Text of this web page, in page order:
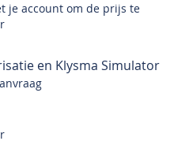
je account om de prijs te
en Klysma Simulator